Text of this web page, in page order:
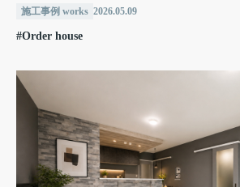
施工事例 works 2026.05.09
#Order house